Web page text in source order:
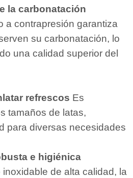
la carbonatación
a contrapresión garantiza
su carbonatación, lo
una calidad superior del
refrescos Es
tamaños de latas,
para diversas necesidades
e higiénica
de alta calidad, la